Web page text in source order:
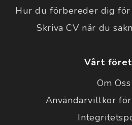
Hur du förbereder dig
Skriva CV när du
Vårt
Om Oss
Användarvillkor